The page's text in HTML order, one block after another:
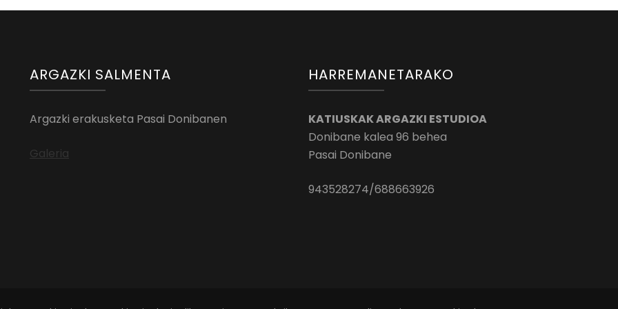
ARGAZKI SALMENTA
Argazki erakusketa Pasai Donibanen
Galeria
HARREMANETARAKO
KATIUSKAK ARGAZKI ESTUDIOA
Donibane kalea 96 behea
Pasai Donibane
943528274/688663926